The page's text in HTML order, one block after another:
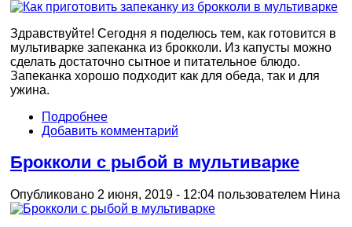
Здравствуйте! Сегодня я поделюсь тем, как готовится в
мультиварке запеканка из брокколи. Из капусты можно
сделать достаточно сытное и питательное блюдо.
Запеканка хорошо подходит как для обеда, так и для
ужина.
Подробнее
Добавить комментарий
Брокколи с рыбой в мультиварке
Опубликовано 2 июня, 2019 - 12:04 пользователем Нина